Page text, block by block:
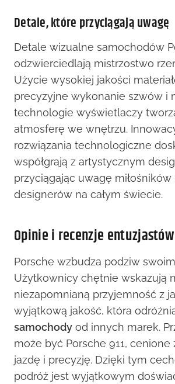
Detale, które przyciągają uwagę
Detale wizualne samochodów
odzwierciedlają mistrzostwo
Użycie wysokiej jakości
precyzyjne wykonanie szwów i
technologie wyświetlaczy
atmosferę we wnętrzu.
rozwiązania technologiczne
współgrają z artystycznym
przyciągając uwagę
designerów na całym świecie.
Opinie i recenzje entuzjastów
Porsche wzbudza podziw
Użytkownicy chętnie wskazują
niezapomnianą przyjemność z
wyjątkową jakość, która
samochody od innych marek.
może być Porsche 911, cenione
jazdę i precyzję. Dzięki tym
podróż jest wyjątkowym